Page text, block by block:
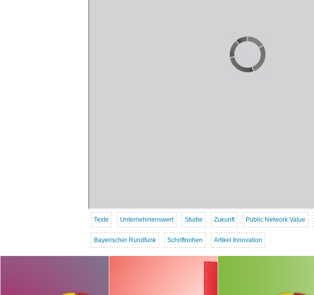
Texte Unternehmenswert Studie Zukunft Public Network Value
Bayerischer Rundfunk Schriftreihen Artikel Innovation